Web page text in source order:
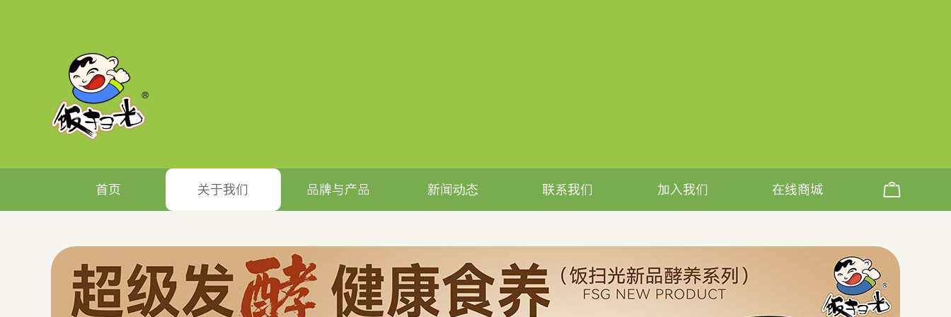
首页 关于我们 品牌与产品 新闻动态 联系我们 加入我们 在线商城 